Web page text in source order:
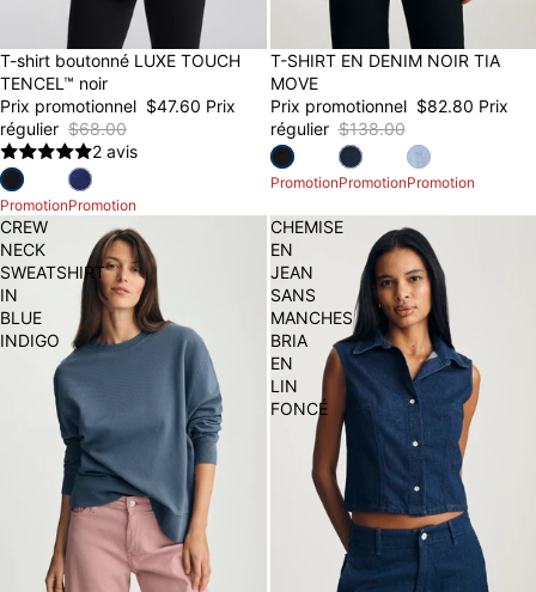
30% OFF
T-shirt boutonné LUXE TOUCH
TENCEL™ noir
Prix promotionnel $47.60 Prix
régulier $68.00
2 avis
PromotionPromotion
40% OFF
T-SHIRT EN DENIM NOIR TIA
MOVE
Prix promotionnel $82.80 Prix
régulier $138.00
PromotionPromotionPromotion
CREW
NECK
SWEATSHIRT
IN
BLUE
INDIGO
CHEMISE
EN
JEAN
SANS
MANCHES
BRIA
EN
LIN
FONCÉ